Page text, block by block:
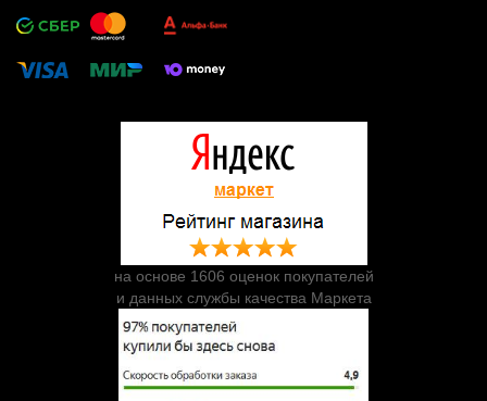
на основе 1606 оценок покупателей
и данных службы качества Маркета